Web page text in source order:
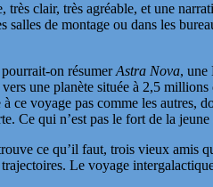
très clair, très agréable, et une
salles de montage ou dans les
on résumerAstra Nova, une
vers une planète située à 2,5
ce voyage pas comme les autres,
Ce qui n’est pas le fort de la
ce qu’il faut, trois vieux amis
Le voyage